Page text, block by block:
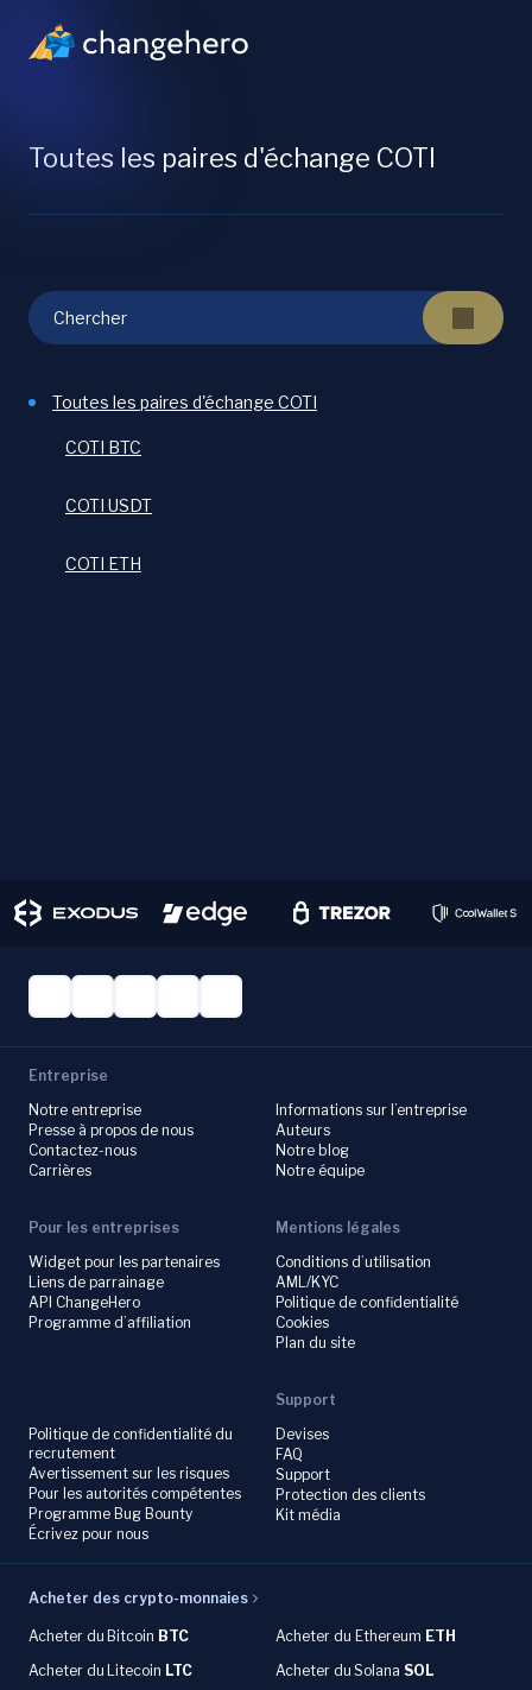
Toutes les paires d'échange COTI
Toutes les paires d'échange COTI
COTI BTC
COTI USDT
COTI ETH
Entreprise
Notre entreprise
Presse à propos de nous
Contactez-nous
Carrières
Informations sur l’entreprise
Auteurs
Notre blog
Notre équipe
Pour les entreprises
Widget pour les partenaires
Liens de parrainage
API ChangeHero
Programme d’affiliation
Mentions légales
Conditions d’utilisation
AML/KYC
Politique de confidentialité
Cookies
Plan du site
Politique de confidentialité du
recrutement
Avertissement sur les risques
Pour les autorités compétentes
Programme Bug Bounty
Écrivez pour nous
Support
Devises
FAQ
Support
Protection des clients
Kit média
Acheter des crypto-monnaies
Acheter du Bitcoin BTC Acheter du Ethereum ETH
Acheter du Litecoin LTC Acheter du Solana SOL